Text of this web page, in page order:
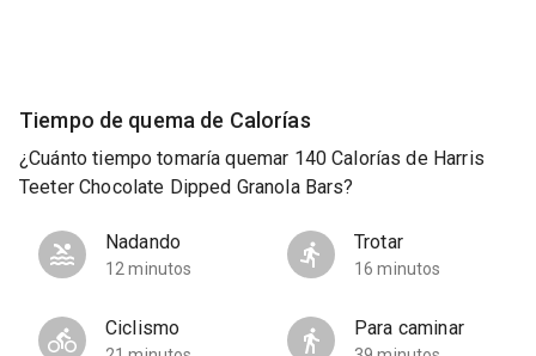
Tiempo de quema de Calorías
¿Cuánto tiempo tomaría quemar 140 Calorías de Harris
Teeter Chocolate Dipped Granola Bars?
Nadando
12 minutos
Trotar
16 minutos
Ciclismo Para caminar